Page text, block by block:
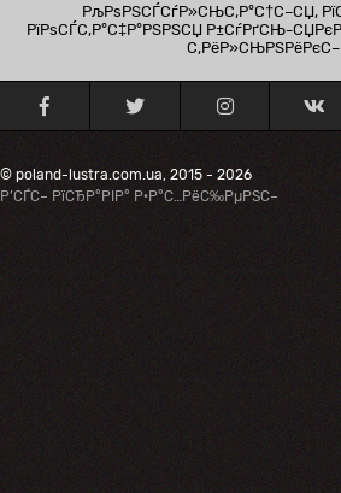
РљРѕРЅСЃСѓР»СЊС‚Р°С†С–СЏ,
РїРѕСЃС‚Р°С‡Р°РЅРЅСЏ Р±СѓРґСЊ-
© poland-lustra.com.ua, 2015 - 2026
Р’СЃС– РїСЂР°РІР° Р·Р°С…РёС‰РµРЅС–